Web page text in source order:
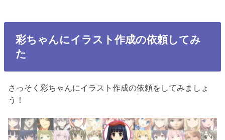
彩ちゃんにイラスト作成の依頼してみ
た
さっそく彩ちゃんにイラスト作成の依頼をしてみましょ
う！